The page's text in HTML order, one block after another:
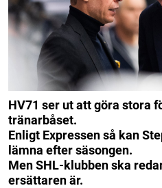
HV71 ser ut att göra stora
tränarbåset.
Enligt Expressen så kan
lämna efter säsongen.
Men SHL-klubben ska
ersättaren är.